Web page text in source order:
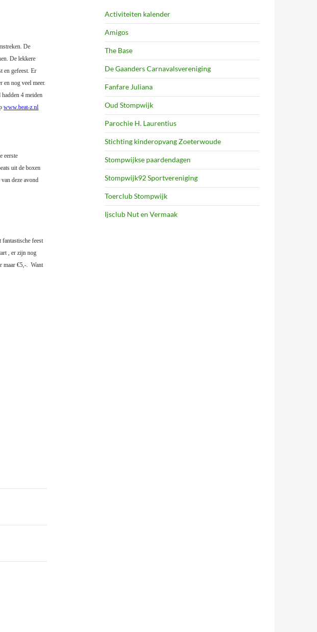
De
De lekkere
en gefeest. Er
en nog veel meer.
4 meiden
www.beat-z.nl
eerste
uit de boxen
deze avond
feest
, er zijn nog
maar €5,-.
Want
Activiteiten kalender
Amigos
The Base
De Gaanders Carnavalsvereniging
Fanfare Juliana
Oud Stompwijk
Parochie H. Laurentius
Stichting kinderopvang Zoeterwoude
Stompwijkse paardendagen
Stompwijk92 Sportvereniging
Toerclub Stompwijk
Ijsclub Nut en Vermaak